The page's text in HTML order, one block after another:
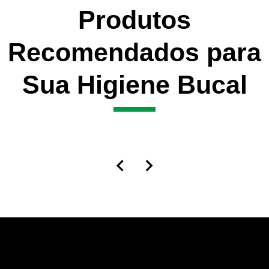
Produtos
Recomendados para
Sua Higiene Bucal